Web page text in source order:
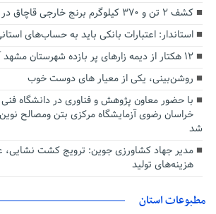
کشف ۲ تن و ۳۷۰ کیلوگرم برنج خارجی قاچاق در تربت جام
استاندار: اعتبارات بانکی باید به حساب‌های
۱۲ هکتار از دیمه زارهای پر بازده شهرستان مشهد آزادسازی شد
روشن‌بینی، یکی از معیار های دوست خوب
با حضور معاون پژوهش و فناوری در دانشگاه
خراسان رضوی آزمایشگاه مرکزی بتن و‌مصالح
شد
مدیر جهاد کشاورزی جوین: ترویج کشت نشایی،
هزینه‌های تولید
مطبوعات استان